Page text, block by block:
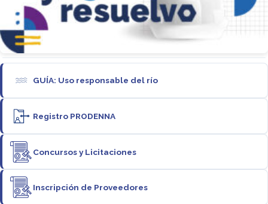
GUÍA: Uso responsable del río
Registro PRODENNA
Concursos y Licitaciones
Inscripción de Proveedores